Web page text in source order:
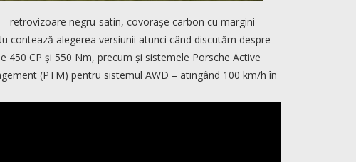
retrovizoare negru-satin, covorașe carbon cu margini
contează alegerea versiunii atunci când discutăm despre
CP și 550 Nm, precum și sistemele Porsche Active
(PTM) pentru sistemul AWD – atingând 100 km/h în